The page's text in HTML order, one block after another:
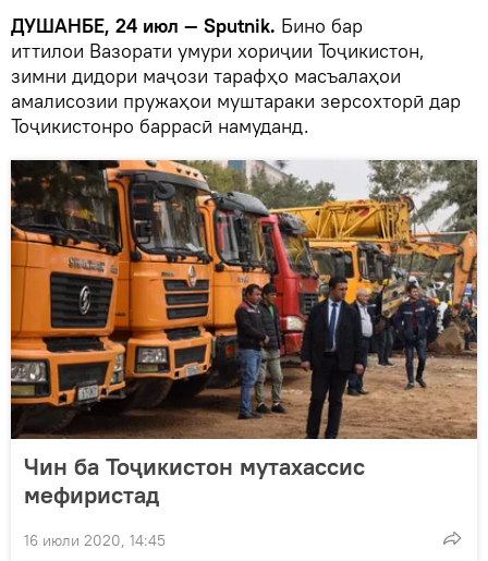
ДУШАНБЕ, 24 июл — Sputnik. Бино бар
иттилои Вазорати умури хориҷии Тоҷикистон,
зимни дидори маҷози тарафҳо масъалаҳои
амалисозии пружаҳои муштараки зерсохторӣ дар
Тоҷикистонро баррасӣ намуданд.
Чин ба Тоҷикистон мутахассис
мефиристад
16 июли 2020, 14:45